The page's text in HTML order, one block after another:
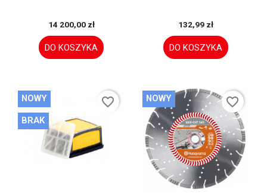
14 200,00 zł
DO KOSZYKA
132,99 zł
DO KOSZYKA
NOWY
BRAK
favorite_border NOWY favorite_border